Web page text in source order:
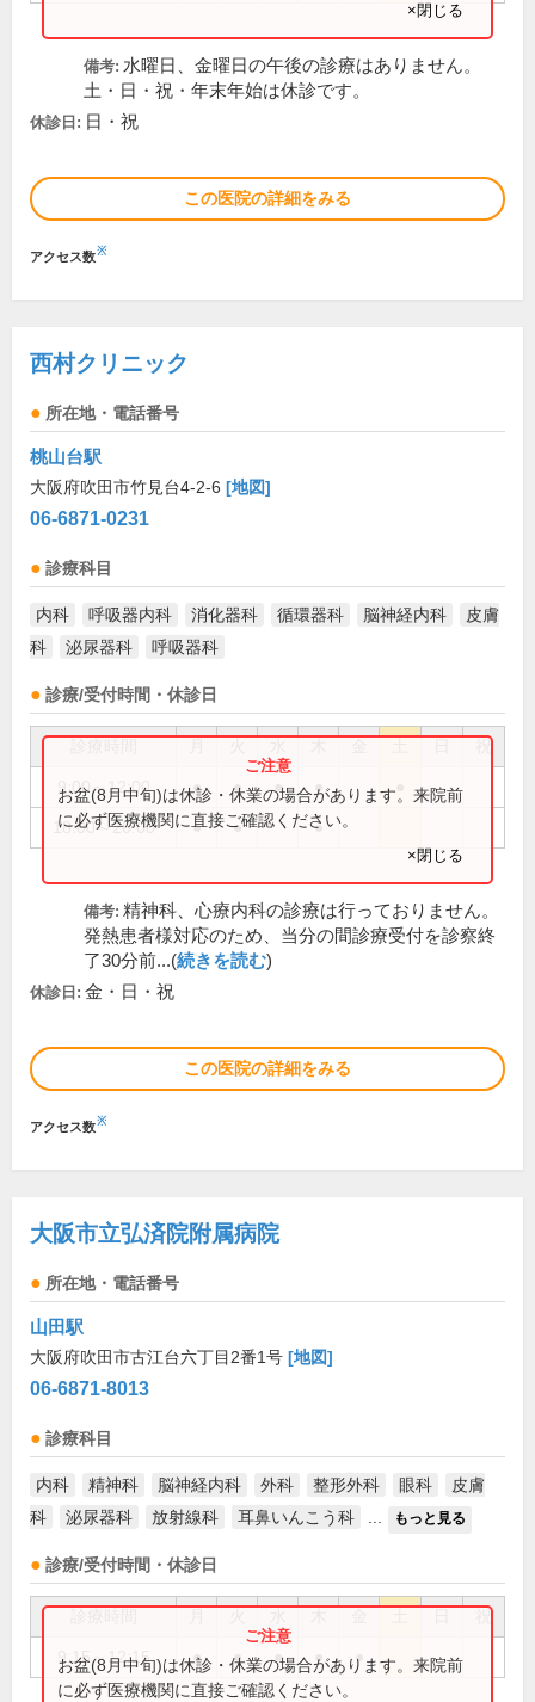
×閉じる
備考: 水曜日、金曜日の午後の診療はありません。
土・日・祝・年末年始は休診です。
休診日: 日・祝
この医院の詳細をみる
アクセス数※
西村クリニック
所在地・電話番号
桃山台駅
大阪府吹田市竹見台4-2-6 [地図]
06-6871-0231
診療科目
内科 呼吸器内科 消化器科 循環器科 脳神経内科
皮膚
科
泌尿器科 呼吸器科
診療/受付時間・休診日
祝
9:00～12:00 ● ● ● ●
18:00～20:00 ● ● ●
お盆(8月中旬)は休診・休業の場合があります。来院前
に必ず医療機関に直接ご確認ください。
×閉じる
備考: 精神科、心療内科の診療は行っておりません。
発熱患者様対応のため、当分の間診療受付を診察終
了30分前...(続きを読む)
休診日: 金・日・祝
この医院の詳細をみる
アクセス数※
大阪市立弘済院附属病院
所在地・電話番号
山田駅
大阪府吹田市古江台六丁目2番1号 [地図]
06-6871-8013
診療科目
内科 精神科 脳神経内科 外科 整形外科 眼科
皮膚
科
泌尿器科 放射線科 耳鼻いんこう科 もっと見る
診療/受付時間・休診日
祝
9:15～12:15 ● ● ● ● ●
お盆(8月中旬)は休診・休業の場合があります。来院前
に必ず医療機関に直接ご確認ください。